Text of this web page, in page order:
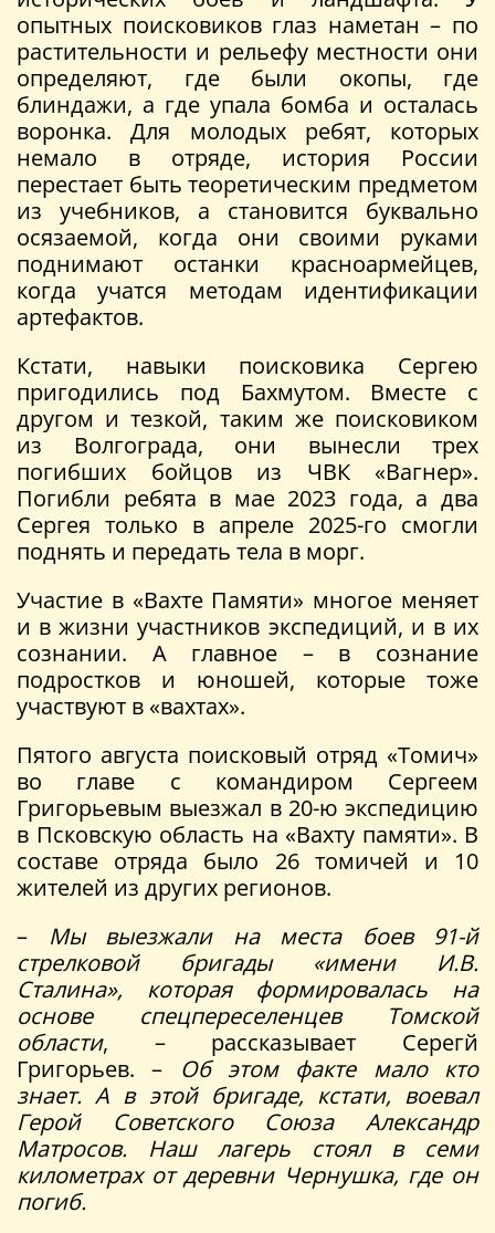
опытных поисковиков глаз наметан – по
растительности и рельефу местности они
определяют, где были окопы, где
блиндажи, а где упала бомба и осталась
воронка. Для молодых ребят, которых
немало в отряде, история России
перестает быть теоретическим предметом
из учебников, а становится буквально
осязаемой, когда они своими руками
поднимают останки красноармейцев,
когда учатся методам идентификации
артефактов.
Кстати, навыки поисковика Сергею
пригодились под Бахмутом. Вместе с
другом и тезкой, таким же поисковиком
из Волгограда, они вынесли трех
погибших бойцов из ЧВК «Вагнер».
Погибли ребята в мае 2023 года, а два
Сергея только в апреле 2025-го смогли
поднять и передать тела в морг.
Участие в «Вахте Памяти» многое меняет
и в жизни участников экспедиций, и в их
сознании. А главное – в сознание
подростков и юношей, которые тоже
участвуют в «вахтах».
Пятого августа поисковый отряд «Томич»
во главе с командиром Сергеем
Григорьевым выезжал в 20-ю экспедицию
в Псковскую область на «Вахту памяти». В
составе отряда было 26 томичей и 10
жителей из других регионов.
– Мы выезжали на места боев 91-й
стрелковой бригады «имени И.В.
Сталина», которая формировалась на
основе спецпереселенцев Томской
области, – рассказывает Серегй
Григорьев. – Об этом факте мало кто
знает. А в этой бригаде, кстати, воевал
Герой Советского Союза Александр
Матросов. Наш лагерь стоял в семи
километрах от деревни Чернушка, где он
погиб.